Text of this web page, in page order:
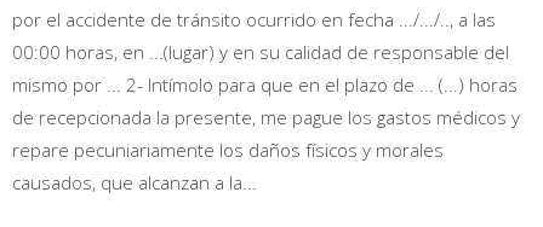
por el accidente de tránsito ocurrido en fecha .../.../.., a las
00:00 horas, en ...(lugar) y en su calidad de responsable del
mismo por ... 2- Intímolo para que en el plazo de ... (...) horas
de recepcionada la presente, me pague los gastos médicos y
repare pecuniariamente los daños físicos y morales
causados, que alcanzan a la...